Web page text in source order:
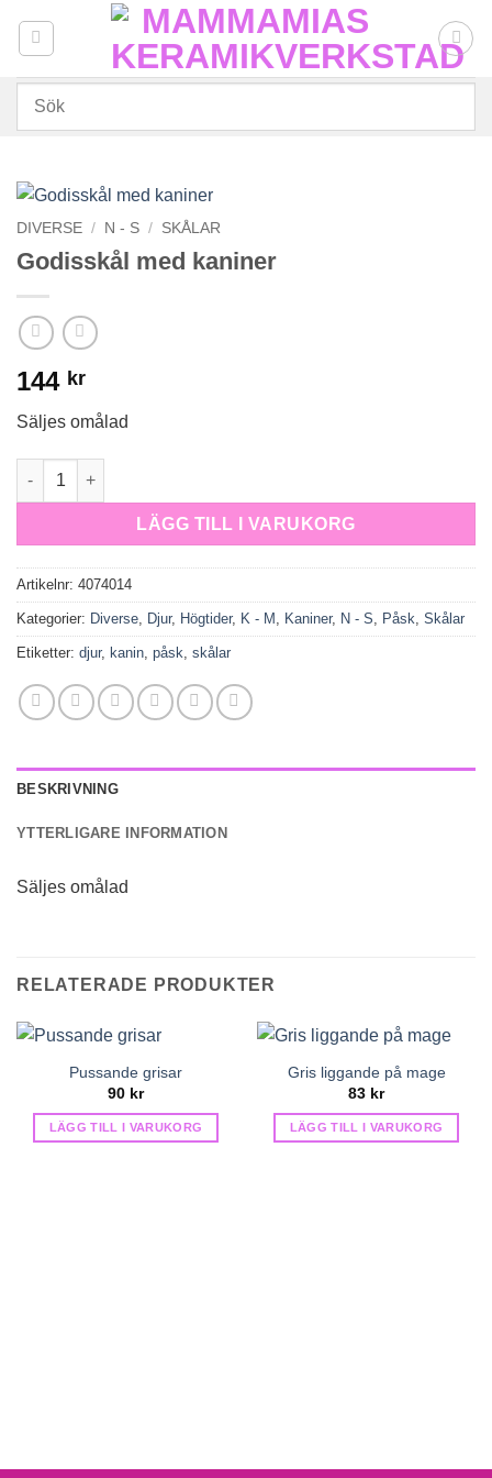
DIVERSE / N - S / SKÅLAR
Godisskål med kaniner
144 kr
Säljes omålad
Godisskål med kaniner mängd
LÄGG TILL I VARUKORG
Artikelnr: 4074014
Kategorier: Diverse, Djur, Högtider, K - M , Kaniner, N - S, Påsk, Skålar
Etiketter: djur, kanin, påsk, skålar
BESKRIVNING
YTTERLIGARE INFORMATION
Säljes omålad
RELATERADE PRODUKTER
Pussande grisar
90 kr
LÄGG TILL I VARUKORG
Gris liggande på mage
83 kr
LÄGG TILL I VARUKORG